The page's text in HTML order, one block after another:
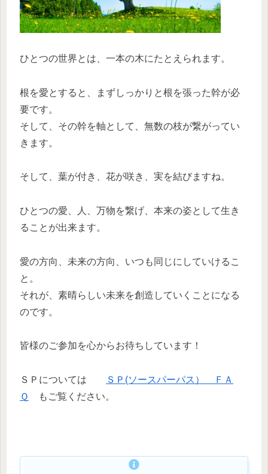
ひとつの世界とは、一本の木にたとえられます。
根を愛とすると、まずしっかりと根を張った幹が必
要です。
そして、その幹を軸として、無数の枝が繋がってい
きます。
そして、葉が付き、花が咲き、実を結びますね。
ひとつの愛、人、万物を繋げ、本来の姿として生き
ることが出来ます。
愛の方向、未来の方向、いつも同じにしていけるこ
と。
それが、素晴らしい未来を創造していくことになる
のです。
皆様のご参加を心からお待ちしています！
ＳＰについては
ＳＰ(ソースパーパス） ＦＡ
Ｑ
もご覧ください。